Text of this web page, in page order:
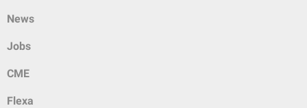
News
Jobs
CME
Flexa